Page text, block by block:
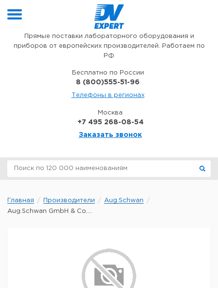
Прямые поставки лабораторного оборудования и
приборов от европейских производителей. Работаем по
РФ
Бесплатно по России
8 (800)555-51-96
Телефоны в регионах
Москва
+7 495 268-08-54
Заказать звонок
Главная Производители
Aug.Schwan
Aug.Schwan GmbH & Co....